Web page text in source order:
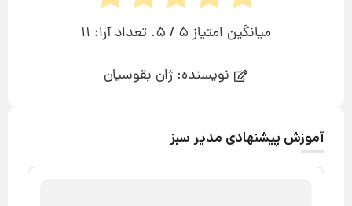
میانگین امتیاز 5 / 5. تعداد آرا:
11
نویسنده: ژان بقوسیان
آموزش پیشنهادی مدیر سبز